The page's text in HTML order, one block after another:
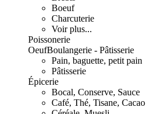
Boeuf
Charcuterie
Voir plus...
Poissonerie
OeufBoulangerie - Pâtisserie
Pain, baguette, petit pain
Pâtisserie
Épicerie
Bocal, Conserve, Sauce
Café, Thé, Tisane, Cacao